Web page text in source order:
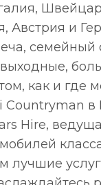
Австрия и
семейный
как и где
Countryman в
Hire,
лучшие